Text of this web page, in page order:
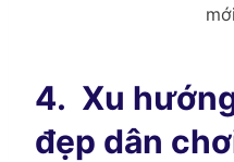
4. Xu
đẹp dân